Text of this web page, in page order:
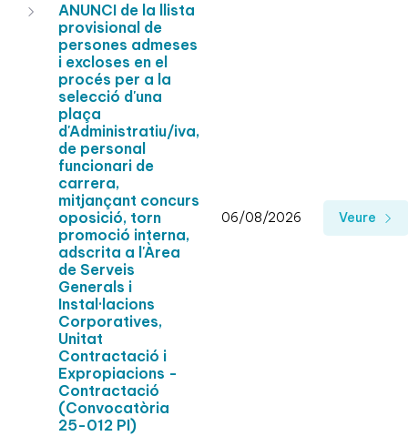
ANUNCI de la llista
provisional de
persones admeses
i excloses en el
procés per a la
selecció d'una
plaça
d'Administratiu/iva,
de personal
funcionari de
carrera,
mitjançant concurs
oposició, torn
promoció interna,
adscrita a l'Àrea
de Serveis
Generals i
Instal·lacions
Corporatives,
Unitat
Contractació i
Expropiacions -
Contractació
(Convocatòria
25-012 PI)
06/08/2026 Veure